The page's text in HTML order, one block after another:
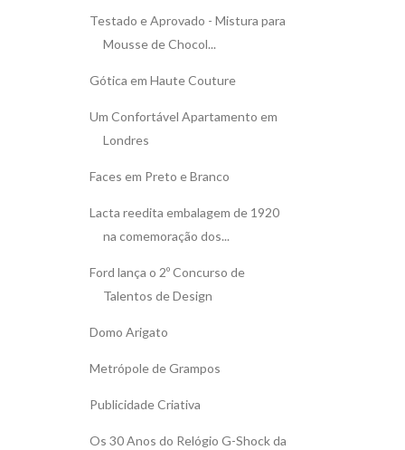
Testado e Aprovado - Mistura para
Mousse de Chocol...
Gótica em Haute Couture
Um Confortável Apartamento em
Londres
Faces em Preto e Branco
Lacta reedita embalagem de 1920
na comemoração dos...
Ford lança o 2º Concurso de
Talentos de Design
Domo Arigato
Metrópole de Grampos
Publicidade Criativa
Os 30 Anos do Relógio G-Shock da